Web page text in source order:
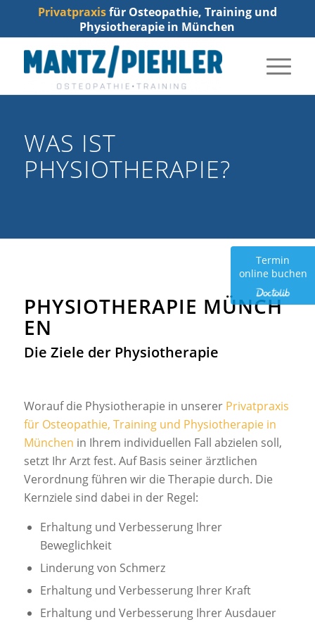
Privatpraxisfür Osteopathie, Training und
Physiotherapie in München
WAS IST
PHYSIOTHERAPIE?
PHYSIOTHERAPIE MÜNCH
EN
Die Ziele der Physiotherapie
Worauf die Physiotherapie in unserer Privatpraxis
für Osteopathie, Training und Physiotherapie in
München in Ihrem individuellen Fall abzielen soll,
setzt Ihr Arzt fest. Auf Basis seiner ärztlichen
Verordnung führen wir die Therapie durch. Die
Kernziele sind dabei in der Regel:
Erhaltung und Verbesserung Ihrer
Beweglichkeit
Linderung von Schmerz
Erhaltung und Verbesserung Ihrer Kraft
Erhaltung und Verbesserung Ihrer Ausdauer
Termin
online buchen